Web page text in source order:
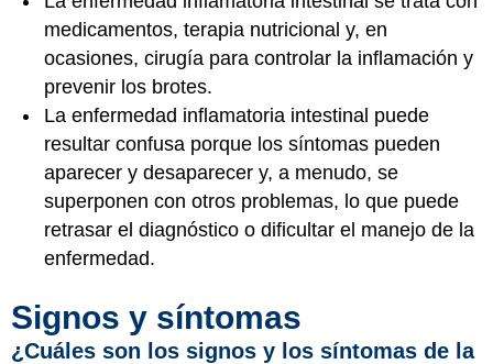
medicamentos, terapia nutricional y, en
ocasiones, cirugía para controlar la inflamación y
prevenir los brotes.
La enfermedad inflamatoria intestinal puede
resultar confusa porque los síntomas pueden
aparecer y desaparecer y, a menudo, se
superponen con otros problemas, lo que puede
retrasar el diagnóstico o dificultar el manejo de la
enfermedad.
Signos y síntomas
¿Cuáles son los signos y los síntomas de la